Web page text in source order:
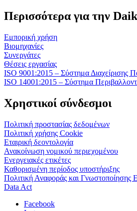
Περισσότερα για την
Εμπορική χρήση
Βιομηχανίες
Συνεργάτες
Θέσεις εργασίας
ISO 9001:2015 – Σύστημα Διαχείρισης
ISO 14001:2015 – Σύστημα
Χρηστικοί σύνδεσμοι
Πολιτική προστασίας δεδομένων
Πολιτική χρήσης Cookie
Εταιρική δεοντολογία
Ανακοίνωση νομικού περιεχομένου
Ενεργειακές ετικέτες
Καθορισμένη περίοδος υποστήριξης
Πολιτική Αναφοράς και
Data Act
Facebook